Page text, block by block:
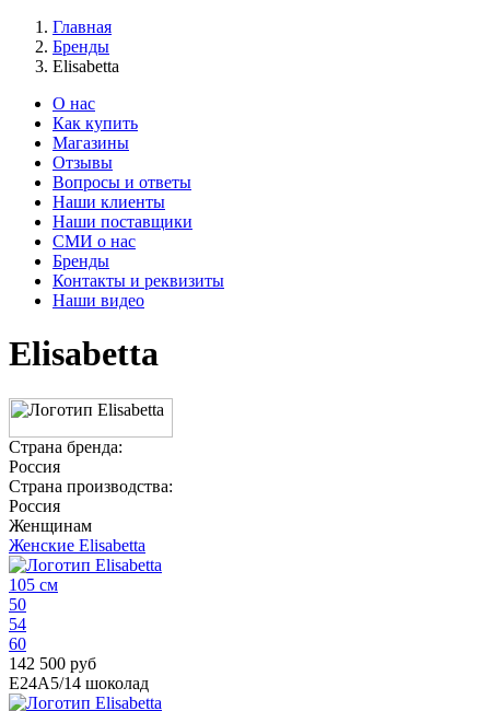
Главная
Бренды
Elisabetta
О нас
Как купить
Магазины
Отзывы
Вопросы и ответы
Наши клиенты
Наши поставщики
СМИ о нас
Бренды
Контакты и реквизиты
Наши видео
Elisabetta
Страна бренда:
Россия
Страна производства:
Россия
Женщинам
Женские Elisabetta
105 см
50
54
60
142 500 руб
E24A5/14 шоколад